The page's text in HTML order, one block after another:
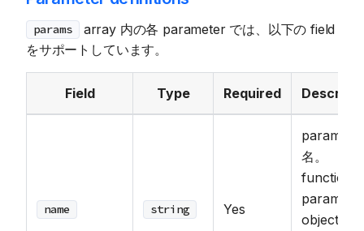
params
array 内の各 parameter では、以下の field
をサポートしています。
Field Type Required
name string Yes
名。
function
params
object 内